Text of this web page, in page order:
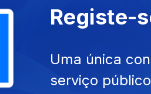
Ep. 37 05 nov. 2025
Registe-
Uma única
serviço